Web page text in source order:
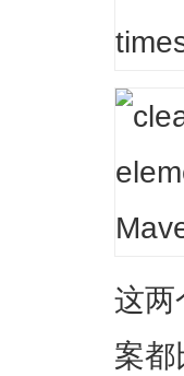
这两
案都